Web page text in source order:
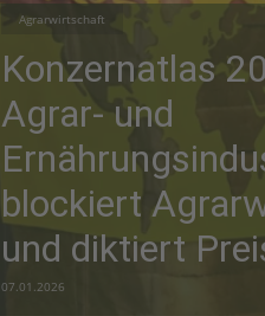
Agrarwirtschaft
Konzernatlas
Agrar- und
blockiert
und diktiert
07.01.2026